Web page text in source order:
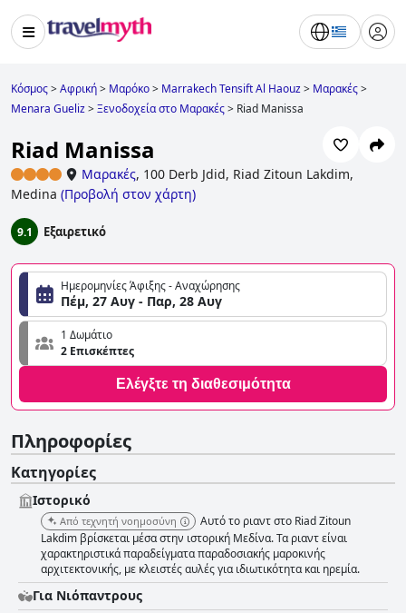
Κόσμος>Αφρική> Μαρόκο> Marrakech Tensift Al Haouz> Μαρακές>
Menara Gueliz>Ξενοδοχεία στο Μαρακές> Riad Manissa
Riad Manissa
Μαρακές, 100 Derb Jdid, Riad Zitoun Lakdim,
Medina (Προβολή στον χάρτη)
9.1 Εξαιρετικό
Ημερομηνίες Άφιξης - Αναχώρησης
Πέμ, 27 Αυγ - Παρ, 28 Αυγ
1 Δωμάτιο
2 Επισκέπτες
Ελέγξτε τη διαθεσιμότητα
Πληροφορίες
Κατηγορίες
Ιστορικό
Από τεχνητή νοημοσύνη
Αυτό το ριαντ στο Riad Zitoun
Lakdim βρίσκεται μέσα στην ιστορική Μεδίνα. Τα ριαντ είναι
χαρακτηριστικά παραδείγματα παραδοσιακής μαροκινής
αρχιτεκτονικής, με κλειστές αυλές για ιδιωτικότητα και ηρεμία.
Για Νιόπαντρους